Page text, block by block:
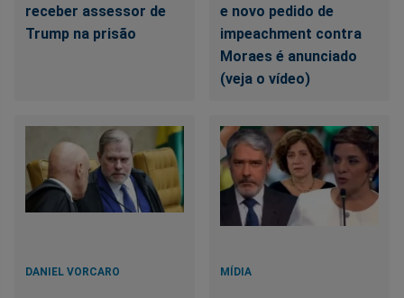
receber assessor de
Trump na prisão
e novo pedido de
impeachment contra
Moraes é anunciado
(veja o vídeo)
DANIEL VORCARO MÍDIA